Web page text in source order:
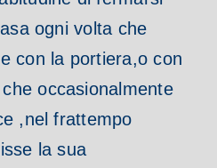
ogni volta che
con la portiera,o con
occasionalmente
,nel frattempo
la sua